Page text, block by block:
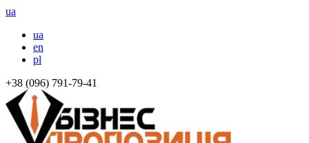
ua
ua
en
pl
+38 (096) 791-79-41